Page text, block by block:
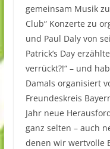
gemeinsam Musik
Club“ Konzerte zu
und Paul Daly von
Patrick’s Day
verrückt?!“ – und
Damals organisiert
Freundeskreis
Jahr neue
ganz selten – auch
denen wir wertvolle